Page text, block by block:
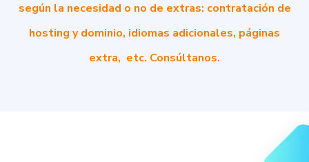
según la necesidad o no de extras: contratación de
hosting y dominio, idiomas adicionales, páginas
extra, etc. Consúltanos.